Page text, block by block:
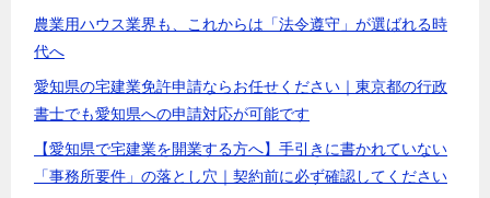
農業用ハウス業界も、これからは「法令遵守」が選ばれる時
代へ
愛知県の宅建業免許申請ならお任せください｜東京都の行政
書士でも愛知県への申請対応が可能です
【愛知県で宅建業を開業する方へ】手引きに書かれていない
「事務所要件」の落とし穴｜契約前に必ず確認してください